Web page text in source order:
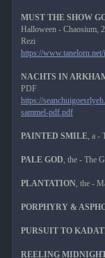
MUST THE SHOW
Halloween - Chaosium,
Rezi
https://
NACHTS IN
PDF
https://
sammel-pdf.pdf
PAINTED SMILE, a -
PALE GOD , the - The
PLANTATION, the -
PORPHYRY &
PURSUIT TO
REELING